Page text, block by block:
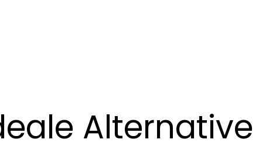
Alternative